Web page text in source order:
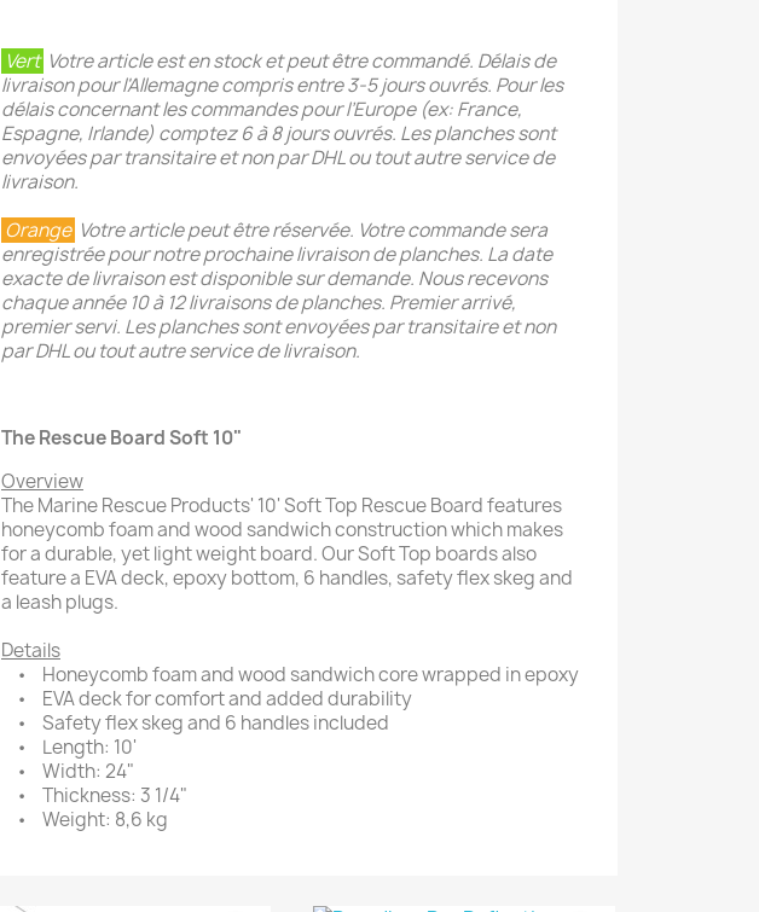
Vert Votre article est en stock et peut être commandé. Délais de
livraison pour l'Allemagne compris entre 3-5 jours ouvrés. Pour les
délais concernant les commandes pour l’Europe (ex: France,
Espagne, Irlande) comptez 6 à 8 jours ouvrés. Les planches sont
envoyées par transitaire et non par DHL ou tout autre service de
livraison.
Orange Votre article peut être réservée. Votre commande sera
enregistrée pour notre prochaine livraison de planches. La date
exacte de livraison est disponible sur demande. Nous recevons
chaque année 10 à 12 livraisons de planches. Premier arrivé,
premier servi. Les planches sont envoyées par transitaire et non
par DHL ou tout autre service de livraison.
The Rescue Board Soft 10"
Overview
The Marine Rescue Products' 10' Soft Top Rescue Board features
honeycomb foam and wood sandwich construction which makes
for a durable, yet light weight board. Our Soft Top boards also
feature a EVA deck, epoxy bottom, 6 handles, safety flex skeg and
a leash plugs.
Details
• Honeycomb foam and wood sandwich core wrapped in epoxy
• EVA deck for comfort and added durability
• Safety flex skeg and 6 handles included
• Length: 10'
• Width: 24"
• Thickness: 3 1/4"
• Weight: 8,6 kg